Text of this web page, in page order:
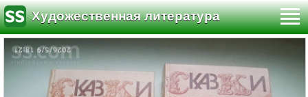
Художественная литература